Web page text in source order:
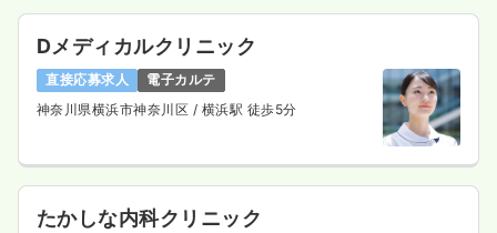
Dメディカルクリニック
直接応募求人
電子カルテ
神奈川県横浜市神奈川区 / 横浜駅 徒歩5分
たかしな内科クリニック